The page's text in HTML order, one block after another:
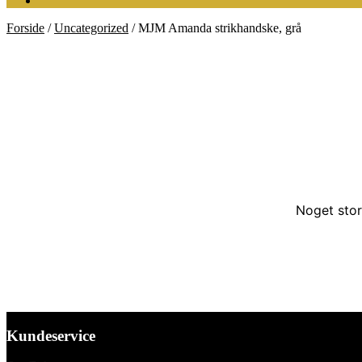
Forside /Uncategorized /MJM Amanda strikhandske, grå
Noget
Kundeservice